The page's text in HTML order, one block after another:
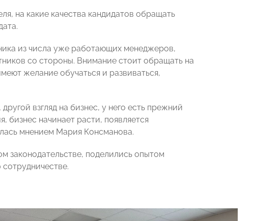
на какие качества кандидатов обращать
из числа уже работающих менеджеров,
со стороны. Внимание стоит обращать на
желание обучаться и развиваться,
взгляд на бизнес, у него есть прежний
бизнес начинает расти, появляется
мнением Мария Консманова.
законодательстве, поделились опытом